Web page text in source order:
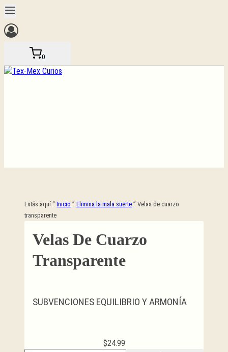
Saltar
contenido
0
Estás aquí “ Inicio ” Elimina la mala suerte ” Velas de cuarzo
transparente
Velas De Cuarzo
Transparente
SUBVENCIONES EQUILIBRIO Y ARMONÍA
$24.99